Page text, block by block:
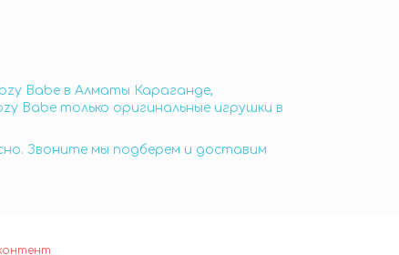
Babe в Алматы Караганде,
Babe только оригинальные игрушки в
Звоните мы подберем и доставим